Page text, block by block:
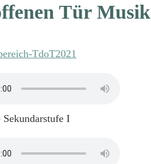
Tür Musik
TdoT2021
Sekundarstufe I